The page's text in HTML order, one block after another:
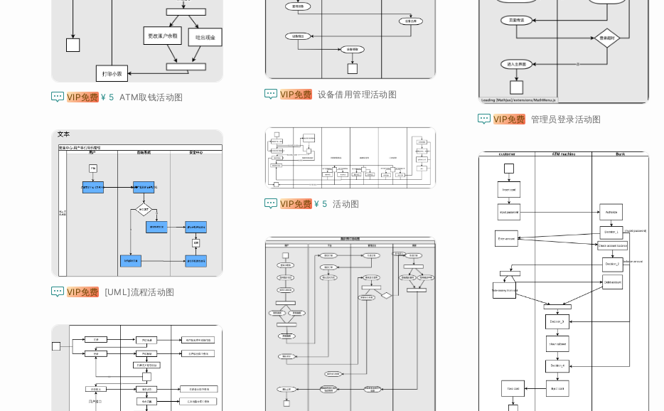
 VIP免费 ¥ 5 ATM取钱活动图
 VIP免费 管理员登录活动图
 VIP免费 设备借用管理活动图
 VIP免费 ¥ 5 活动图
 VIP免费 [UML]流程活动图